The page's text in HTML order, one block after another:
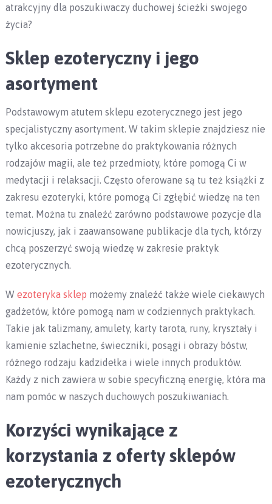
atrakcyjny dla poszukiwaczy duchowej ścieżki swojego
życia?
Sklep ezoteryczny i jego
asortyment
Podstawowym atutem sklepu ezoterycznego jest jego
specjalistyczny asortyment. W takim sklepie znajdziesz nie
tylko akcesoria potrzebne do praktykowania różnych
rodzajów magii, ale też przedmioty, które pomogą Ci w
medytacji i relaksacji. Często oferowane są tu też książki z
zakresu ezoteryki, które pomogą Ci zgłębić wiedzę na ten
temat. Można tu znaleźć zarówno podstawowe pozycje dla
nowicjuszy, jak i zaawansowane publikacje dla tych, którzy
chcą poszerzyć swoją wiedzę w zakresie praktyk
ezoterycznych.
W ezoteryka sklep możemy znaleźć także wiele ciekawych
gadżetów, które pomogą nam w codziennych praktykach.
Takie jak talizmany, amulety, karty tarota, runy, kryształy i
kamienie szlachetne, świeczniki, posągi i obrazy bóstw,
różnego rodzaju kadzidełka i wiele innych produktów.
Każdy z nich zawiera w sobie specyficzną energię, która ma
nam pomóc w naszych duchowych poszukiwaniach.
Korzyści wynikające z
korzystania z oferty sklepów
ezoterycznych